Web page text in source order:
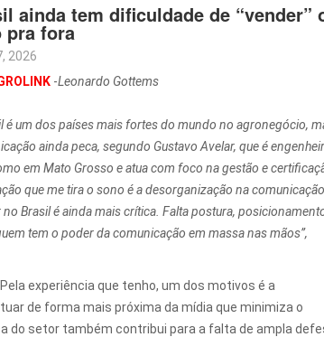
ainda tem dificuldade de “vender”
pra fora
2026
-Leonardo Gottems
é um dos países mais fortes do mundo no agronegócio,
ainda peca, segundo Gustavo Avelar, que é
em Mato Grosso e atua com foco na gestão e
que me tira o sono é a desorganização na
Brasil é ainda mais crítica. Falta postura,
tem o poder da comunicação em massa nas mãos”,
experiência que tenho, um dos motivos é a
de forma mais próxima da mídia que minimiza o
do setor também contribui para a falta de ampla